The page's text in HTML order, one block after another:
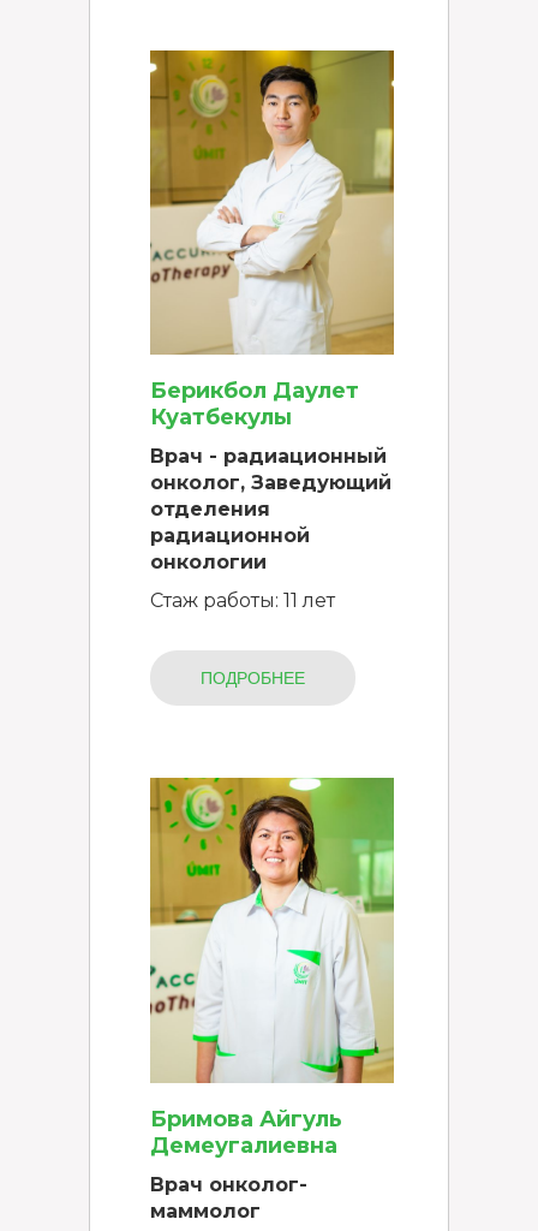
Берикбол Даулет
Куатбекулы
Врач - радиационный
онколог, Заведующий
отделения
радиационной
онкологии
Стаж работы: 11 лет
ПОДРОБНЕЕ
Бримова Айгуль
Демеугалиевна
Врач онколог-
маммолог